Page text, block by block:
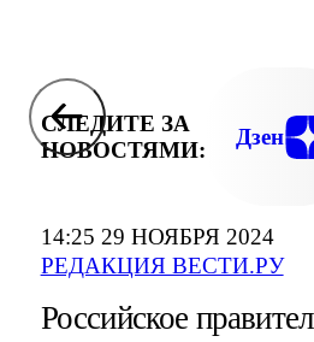
14:25 29 НОЯБРЯ 2024
РЕДАКЦИЯ ВЕСТИ.РУ
СЛЕДИТЕ ЗА
НОВОСТЯМИ:
Дзен
Российское